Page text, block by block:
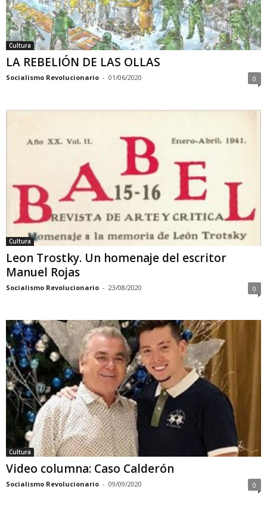
Cultura
LA REBELIÓN DE LAS OLLAS
Socialismo Revolucionario - 01/06/2020 0
Cultura
Leon Trostky. Un homenaje del escritor
Manuel Rojas
Socialismo Revolucionario - 23/08/2020 0
Cultura
Video columna: Caso Calderón
Socialismo Revolucionario - 09/09/2020 0